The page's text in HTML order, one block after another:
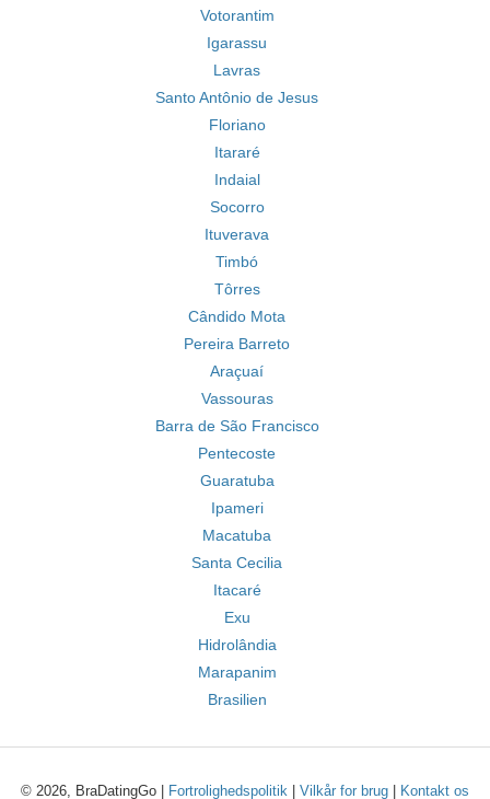
Votorantim
Igarassu
Lavras
Santo Antônio de Jesus
Floriano
Itararé
Indaial
Socorro
Ituverava
Timbó
Tôrres
Cândido Mota
Pereira Barreto
Araçuaí
Vassouras
Barra de São Francisco
Pentecoste
Guaratuba
Ipameri
Macatuba
Santa Cecilia
Itacaré
Exu
Hidrolândia
Marapanim
Brasilien
© 2026, BraDatingGo | Fortrolighedspolitik Vilkår for brug Kontakt os